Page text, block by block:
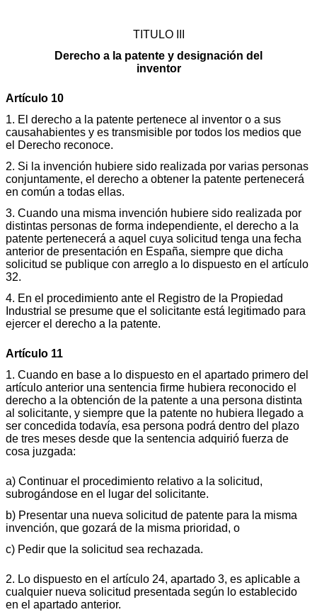
TITULO III
Derecho a la patente y designación del
inventor
Artículo 10
1. El derecho a la patente pertenece al inventor o a sus
causahabientes y es transmisible por todos los medios que
el Derecho reconoce.
2. Si la invención hubiere sido realizada por varias personas
conjuntamente, el derecho a obtener la patente pertenecerá
en común a todas ellas.
3. Cuando una misma invención hubiere sido realizada por
distintas personas de forma independiente, el derecho a la
patente pertenecerá a aquel cuya solicitud tenga una fecha
anterior de presentación en España, siempre que dicha
solicitud se publique con arreglo a lo dispuesto en el artículo
32.
4. En el procedimiento ante el Registro de la Propiedad
Industrial se presume que el solicitante está legitimado para
ejercer el derecho a la patente.
Artículo 11
1. Cuando en base a lo dispuesto en el apartado primero del
artículo anterior una sentencia firme hubiera reconocido el
derecho a la obtención de la patente a una persona distinta
al solicitante, y siempre que la patente no hubiera llegado a
ser concedida todavía, esa persona podrá dentro del plazo
de tres meses desde que la sentencia adquirió fuerza de
cosa juzgada:
a) Continuar el procedimiento relativo a la solicitud,
subrogándose en el lugar del solicitante.
b) Presentar una nueva solicitud de patente para la misma
invención, que gozará de la misma prioridad, o
c) Pedir que la solicitud sea rechazada.
2. Lo dispuesto en el artículo 24, apartado 3, es aplicable a
cualquier nueva solicitud presentada según lo establecido
en el apartado anterior.